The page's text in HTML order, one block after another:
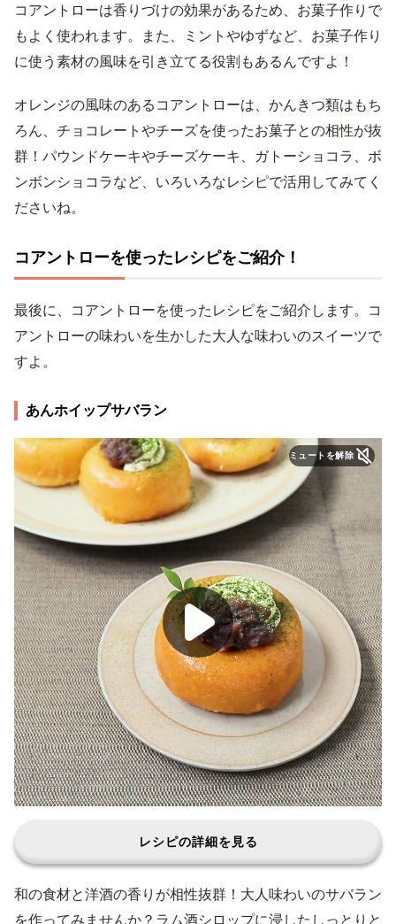
コアントローは香りづけの効果があるため、お菓子作りで
もよく使われます。また、ミントやゆずなど、お菓子作り
に使う素材の風味を引き立てる役割もあるんですよ！
オレンジの風味のあるコアントローは、かんきつ類はもち
ろん、チョコレートやチーズを使ったお菓子との相性が抜
群！パウンドケーキやチーズケーキ、ガトーショコラ、ボ
ンボンショコラなど、いろいろなレシピで活用してみてく
ださいね。
コアントローを使ったレシピをご紹介！
最後に、コアントローを使ったレシピをご紹介します。コ
アントローの味わいを生かした大人な味わいのスイーツで
すよ。
あんホイップサバラン
ミュートを解除
レシピの詳細を見る
和の食材と洋酒の香りが相性抜群！大人味わいのサバラン
を作ってみませんか？ラム酒シロップに浸したしっとりと